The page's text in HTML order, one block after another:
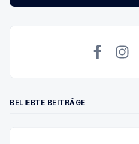
BELIEBTE BEITRÄGE